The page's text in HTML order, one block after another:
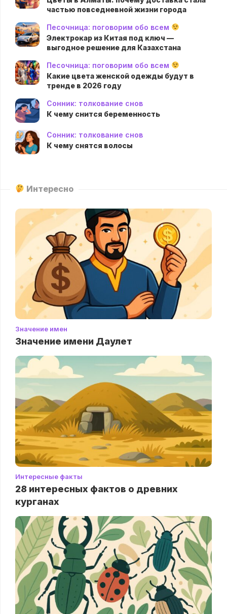
частью повседневной жизни города
Песочница: поговорим обо всем
Электрокар из Китая под ключ —
выгодное решение для Казахстана
Песочница: поговорим обо всем
Какие цвета женской одежды будут в
тренде в 2026 году
Сонник: толкование снов
К чему снится беременность
Сонник: толкование снов
К чему снятся волосы
Интересно
Значение имен
Значение имени Даулет
Интересные факты
28 интересных фактов о древних
курганах